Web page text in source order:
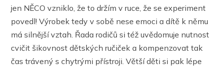
jen NĚCO vzniklo, že to držím v ruce, že se experiment
povedl! Výrobek tedy v sobě nese emoci a dítě k němu
má silnější vztah. Řada rodičů si též uvědomuje nutnost
cvičit šikovnost dětských ručiček a kompenzovat tak
čas trávený s chytrými přístroji. Větší děti si pak lépe